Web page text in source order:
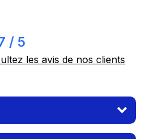
/ 5
les avis de nos clients